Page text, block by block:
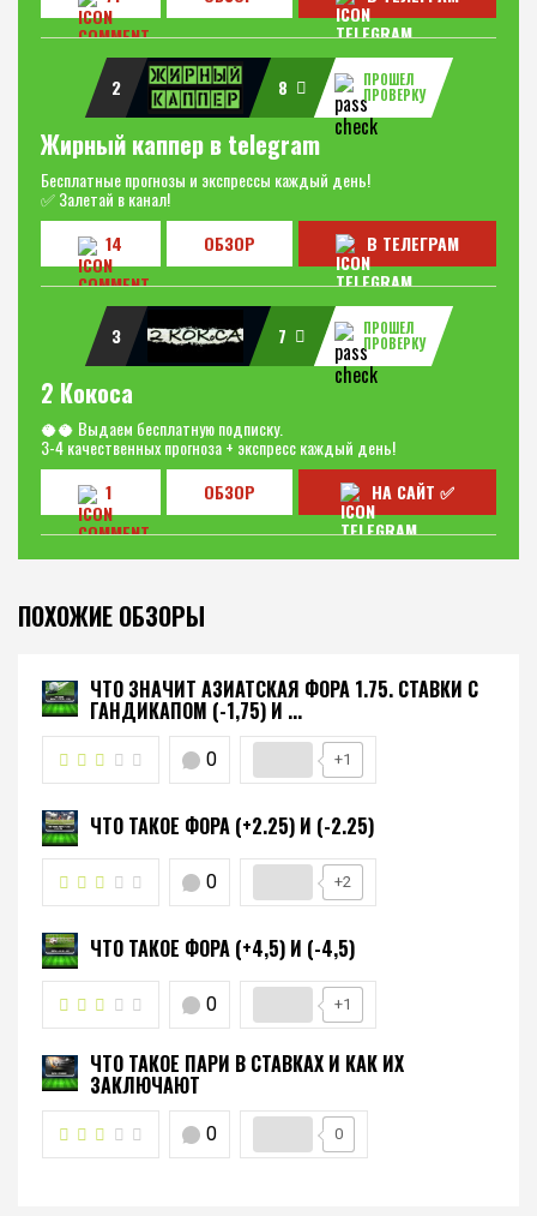
2 8
ПРОШЕЛ
ПРОВЕРКУ
Жирный каппер в telegram
Бесплатные прогнозы и экспрессы каждый день!
✅ Залетай в канал!
14
ОБЗОР В ТЕЛЕГРАМ
3 7
ПРОШЕЛ
ПРОВЕРКУ
2 Кокоса
🥥🥥 Выдаем бесплатную подписку.
3-4 качественных прогноза + экспресс каждый день!
1
ОБЗОР НА САЙТ ✅
ПОХОЖИЕ ОБЗОРЫ
ЧТО ЗНАЧИТ АЗИАТСКАЯ ФОРА 1.75. СТАВКИ С
ГАНДИКАПОМ (-1,75) И ...
0 +1
ЧТО ТАКОЕ ФОРА (+2.25) И (-2.25)
0 +2
ЧТО ТАКОЕ ФОРА (+4,5) И (-4,5)
0 +1
ЧТО ТАКОЕ ПАРИ В СТАВКАХ И КАК ИХ
ЗАКЛЮЧАЮТ
0 0